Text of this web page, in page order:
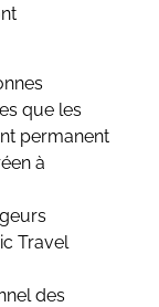
que les
permanent
à
Travel
des